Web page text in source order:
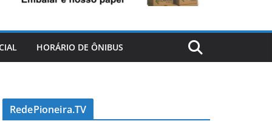
HORÁRIO DE ÔNIBUS
RedePioneira.TV